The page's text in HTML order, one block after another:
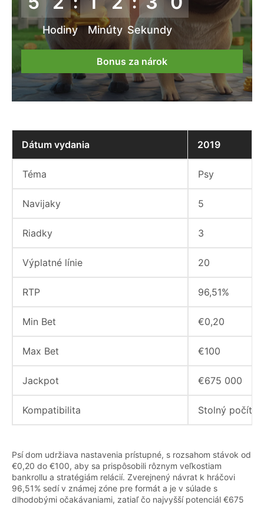
Hodiny Minúty Sekundy
Bonus za nárok
Dátum vydania 2019
Téma Psy
Navijaky 5
Riadky 3
Výplatné línie 20
RTP 96,51%
Min Bet €0,20
Max Bet €100
Jackpot €675 000
Kompatibilita Stolný
Psí dom udržiava nastavenia prístupné, s rozsahom stávok od
€0,20 do €100, aby sa prispôsobili rôznym veľkostiam
bankrollu a stratégiám relácií. Zverejnený návrat k hráčovi
96,51% sedí v známej zóne pre formát a je v súlade s
dlhodobými očakávaniami, zatiaľ čo najvyšší potenciál €675